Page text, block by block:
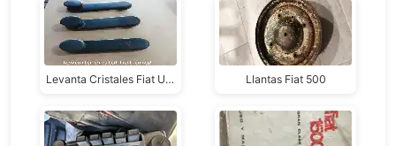
Levanta Cristales Fiat Uno/duna Llantas Fiat 500